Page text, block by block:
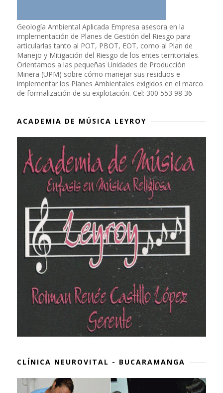
Geología Ambiental Aplicada Empresa asesora en la
implementación de Planes de Gestión del Riesgo para
articularlas tanto al POT, PBOT, EOT, como al Plan de
Manejo y Mitigación del Riesgo de los entes territoriales.
Orientamos a las pequeñas Unidades de Producción
Minera (UPM) sobre cómo manejar sus residuos e
implementar los Planes Ambientales exigidos en el marco
de formalización de su explotación. Cel: 300 553 98 36
ACADEMIA DE MÚSICA LEYROY
CLÍNICA NEUROVITAL - BUCARAMANGA